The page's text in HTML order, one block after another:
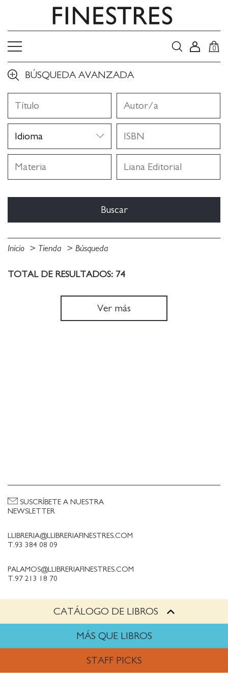
0
BÚSQUEDA AVANZADA
Inicio Tienda Búsqueda
TOTAL DE RESULTADOS: 74
CATÁLOGO DE LIBROS
MÁS QUE LIBROS
STAFF PICKS
Ver más
LLIBRERIA@LLIBRERIAFINESTRES.COM
T.93 384 08 09
PALAMOS@LLIBRERIAFINESTRES.COM
T.97 213 18 70
PALESTINA@LLIBRERIAFINESTRES.COM
TRABAJA CON NOSOTROS
SUSCRÍBETE A NUESTRA
NEWSLETTER